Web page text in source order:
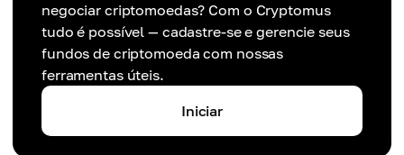
negociar criptomoedas? Com o Cryptomus
tudo é possível — cadastre-se e gerencie seus
fundos de criptomoeda com nossas
ferramentas úteis.
Iniciar